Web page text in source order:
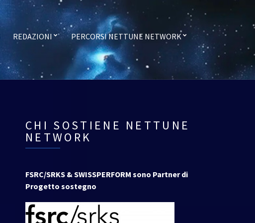
REDAZIONI
PERCORSI NETTUNE NETWORK
CHI SOSTIENE NETTUNE
NETWORK
FSRC/SRKS & SWISSPERFORM sono Partner di
Progetto sostegno